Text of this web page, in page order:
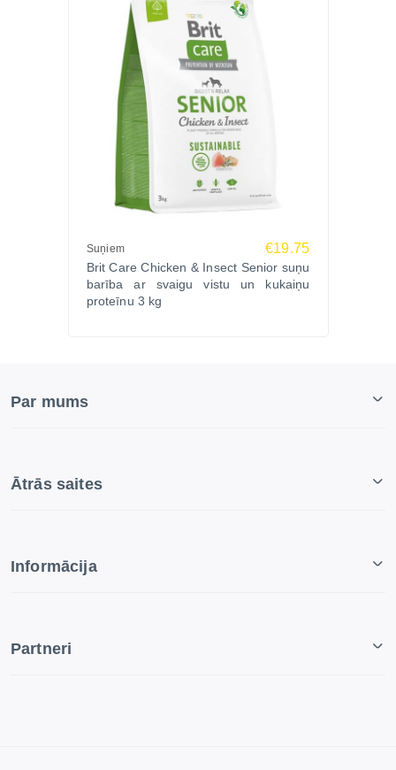
Suņiem €19.75
Brit Care Chicken & Insect Senior suņu
barība ar svaigu vistu un kukaiņu
proteīnu 3 kg
Par mums
Ātrās saites
Informācija
Partneri